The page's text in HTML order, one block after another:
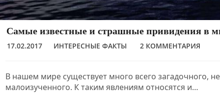
Самые известные и страшные привидения в
17.02.2017 ИНТЕРЕСНЫЕ ФАКТЫ 2 КОММЕНТАРИЯ
В нашем мире существует много всего загадочного,
малоизученного. К таким явлениям относятся и…